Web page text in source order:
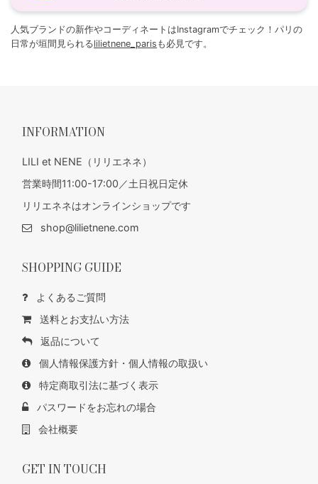
人気ブランドの新作やコーディネートはInstagramでチェック！パリの
日常が垣間見られるlilietnene_paris も必見です。
INFORMATION
LILI et NENE（リリエネネ）
営業時間11:00-17:00／土日祝日定休
リリエネネはオンラインショップです
shop@lilietnene.com
SHOPPING GUIDE
よくあるご質問
送料とお支払い方法
返品について
個人情報保護方針・個人情報の取扱い
特定商取引法に基づく表示
パスワードをお忘れの場合
会社概要
GET IN TOUCH